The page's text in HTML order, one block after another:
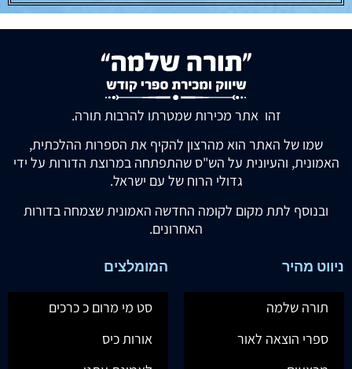
זהו אתר מכירות שמטרתו להרבות תורה.
שמו של האתר הוא מהרצון להקיף את הספרות ההלכתית,
האמונית, והעיונית על הש"ס שהתפתחה במרוצת הדורות על ידי
גדולי הרוח של עם ישראל.
ובנוסף לתת מקום לקומה החדשה האמונית שצמחה בדורות
האחרונים.
ניווט מהיר
תורה שלמה
ספרי הוצאה לאור
המומלצים
סט מי מרום כ כרכים
אורות כיס